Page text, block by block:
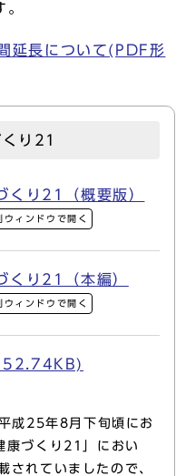
延長について(PDF形
り21
くり21（概要版）
ウィンドウで開く
くり21（本編）
ウィンドウで開く
52.74KB)
成25年8月下旬頃にお
康づくり21」におい
されていましたので、